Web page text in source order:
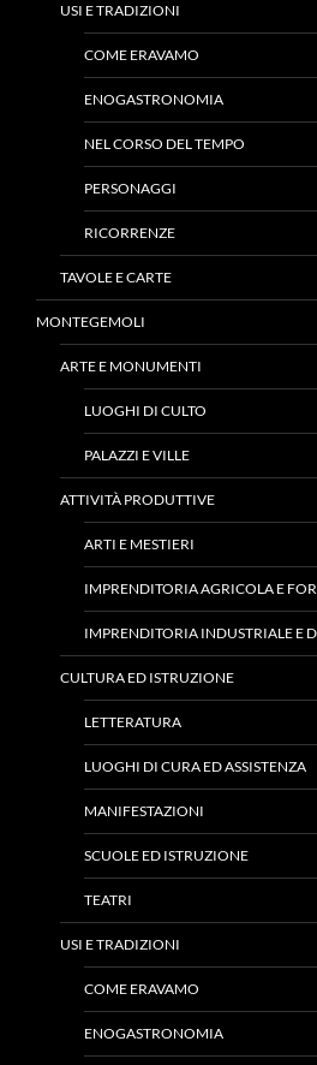
USI E TRADIZIONI
COME ERAVAMO
ENOGASTRONOMIA
NEL CORSO DEL TEMPO
PERSONAGGI
RICORRENZE
TAVOLE E CARTE
MONTEGEMOLI
ARTE E MONUMENTI
LUOGHI DI CULTO
PALAZZI E VILLE
ATTIVITÀ PRODUTTIVE
ARTI E MESTIERI
IMPRENDITORIA AGRICOLA E
IMPRENDITORIA INDUSTRIALE E
CULTURA ED ISTRUZIONE
LETTERATURA
LUOGHI DI CURA ED ASSISTENZA
MANIFESTAZIONI
SCUOLE ED ISTRUZIONE
TEATRI
USI E TRADIZIONI
COME ERAVAMO
ENOGASTRONOMIA